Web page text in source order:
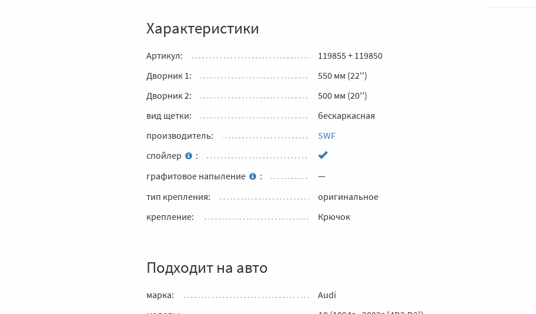
Характеристики
Артикул:
119855 + 119850
Дворник 1:
550 мм (22'')
Дворник 2:
500 мм (20'')
вид щетки:
бескаркасная
производитель:
SWF
спойлер
:
графитовое напыление
:
—
тип крепления:
оригинальное
крепление:
Крючок
Подходит на авто
марка:
Audi